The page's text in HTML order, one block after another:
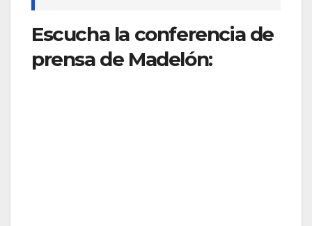
Escucha la conferencia de
prensa de Madelón: